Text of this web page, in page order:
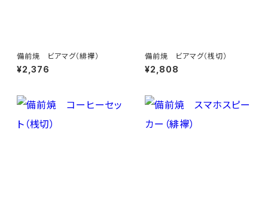
備前焼 ビアマグ（緋襷）
¥2,376
備前焼 ビアマグ（桟切）
¥2,808